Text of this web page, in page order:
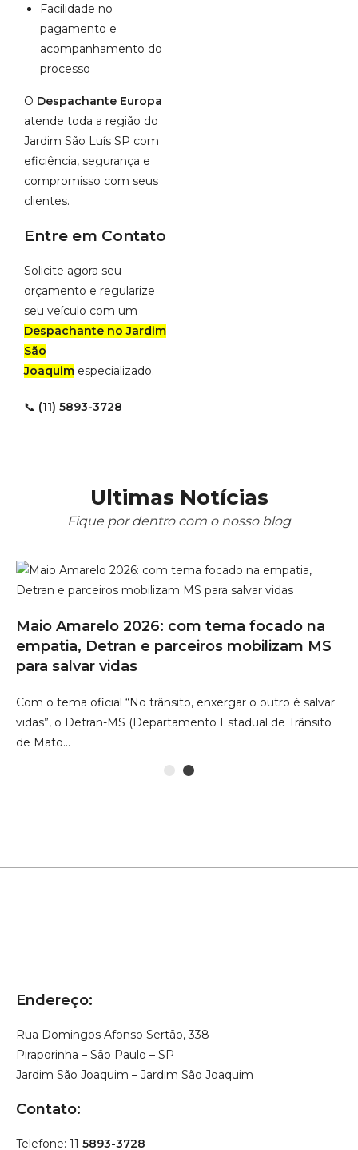
Facilidade no
pagamento e
acompanhamento do
processo
O Despachante Europa
atende toda a região do
Jardim São Luís SP com
eficiência, segurança e
compromisso com seus
clientes.
Entre em Contato
Solicite agora seu
orçamento e regularize
seu veículo com um
Despachante no Jardim
São
Joaquim especializado.
📞 (11) 5893-3728
Ultimas Notícias
Fique por dentro com o nosso blog
Maio Amarelo 2026: com tema focado na
empatia, Detran e parceiros mobilizam MS
para salvar vidas
Com o tema oficial “No trânsito, enxergar o outro é salvar
vidas”, o Detran-MS (Departamento Estadual de Trânsito
de Mato…
Endereço:
Rua Domingos Afonso Sertão, 338
Piraporinha – São Paulo – SP
Jardim São Joaquim – Jardim São Joaquim
Contato:
Telefone: 11 5893-3728